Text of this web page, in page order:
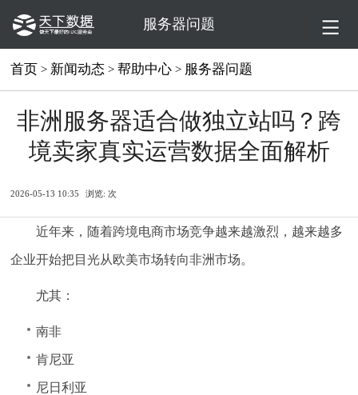
服务器问题
首页 > 新闻动态 >帮助中心 > 服务器问题
非洲服务器适合做独立站吗？跨
境卖家真实运营数据全面解析
2026-05-13 10:35 浏览: 次
近年来，随着跨境电商市场竞争越来越激烈，越来越多
企业开始把目光从欧美市场转向非洲市场。
尤其：
南非
肯尼亚
尼日利亚